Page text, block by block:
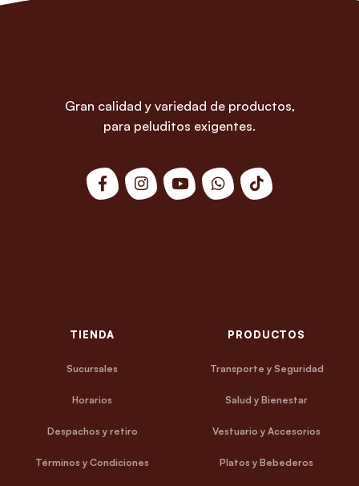
Gran calidad y variedad de productos,
para peluditos exigentes.
TIENDA
Sucursales
Horarios
Despachos y retiro
Términos y Condiciones
PRODUCTOS
Transporte y Seguridad
Salud y Bienestar
Vestuario y Accesorios
Platos y Bebederos